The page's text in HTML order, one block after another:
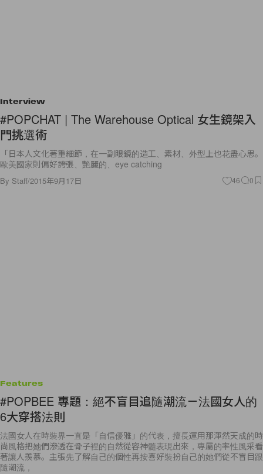
Interview
#POPCHAT | The Warehouse Optical 女生鏡架入
門挑選術
「日本人文化著重細節，在一副眼鏡的造工、素材、外型上也花盡心思。
歐美國家則偏好誇張、艷麗的、eye catching
By Staff/2015年9月17日 46 0
Features
#POPBEE 專題：絕不盲目追隨潮流－法國女人的
6大穿搭法則
法國女人在時裝界一直是「自信優雅」的代表，擅長運用那渾然天成的時
尚風格把她們滲透在骨子裡的自然從容神髓表現出來，專屬的率性風采看
著讓人羨慕。主張先了解自己的個性再按喜好裝扮自己的她們從不盲目跟
隨潮流，